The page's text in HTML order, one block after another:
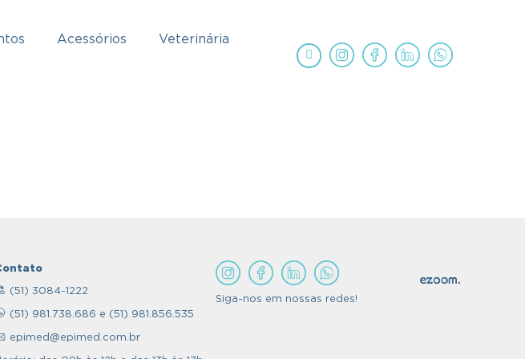
Acessórios Veterinária
(51) 3084-1222
(51) 981.738.686 e (51) 981.856.535
epimed@epimed.com.br
Siga-nos em nossas redes!